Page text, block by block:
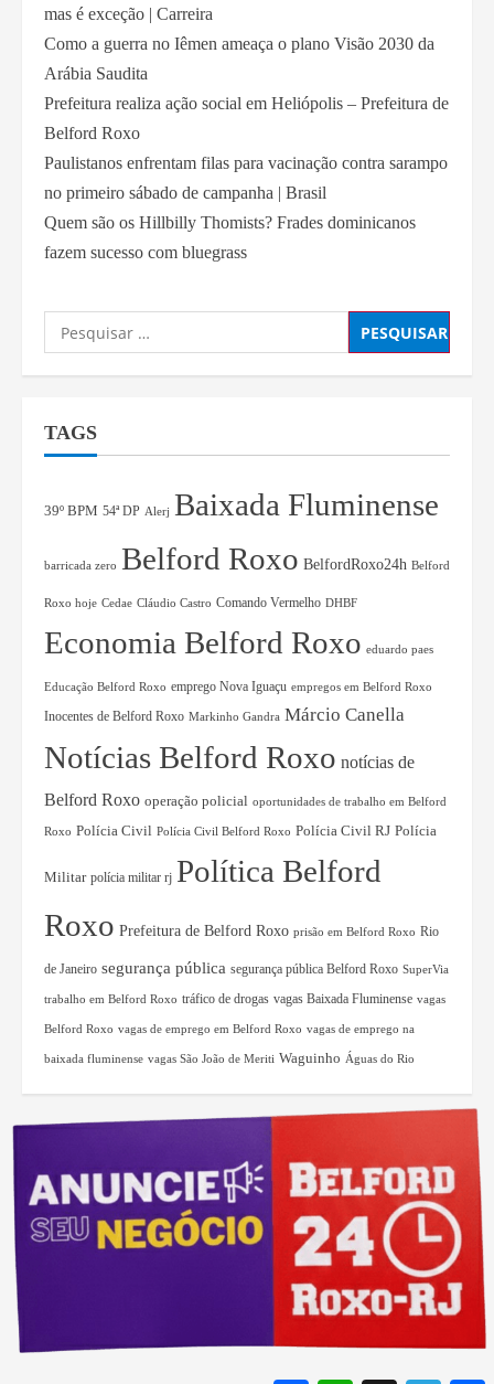
mas é exceção | Carreira
Como a guerra no Iêmen ameaça o plano Visão 2030 da
Arábia Saudita
Prefeitura realiza ação social em Heliópolis – Prefeitura de
Belford Roxo
Paulistanos enfrentam filas para vacinação contra sarampo
no primeiro sábado de campanha | Brasil
Quem são os Hillbilly Thomists? Frades dominicanos
fazem sucesso com bluegrass
TAGS
39º BPM 54ª DP Alerj Baixada Fluminense
barricada zero Belford Roxo BelfordRoxo24h Belford
Roxo hoje Cedae Cláudio Castro Comando Vermelho DHBF
Economia Belford Roxo eduardo paes
Educação Belford Roxo emprego Nova Iguaçu empregos em Belford Roxo
Inocentes de Belford Roxo Markinho Gandra Márcio Canella
Notícias Belford Roxo notícias de
Belford Roxo operação policial oportunidades de trabalho em Belford
Roxo Polícia Civil Polícia Civil Belford Roxo Polícia Civil RJ Polícia
Militar polícia militar rj Política Belford
Roxo Prefeitura de Belford Roxo prisão em Belford Roxo Rio
de Janeiro segurança pública segurança pública Belford Roxo SuperVia
trabalho em Belford Roxo tráfico de drogas vagas Baixada Fluminense vagas
Belford Roxo vagas de emprego em Belford Roxo vagas de emprego na
baixada fluminense vagas São João de Meriti Waguinho Águas do Rio